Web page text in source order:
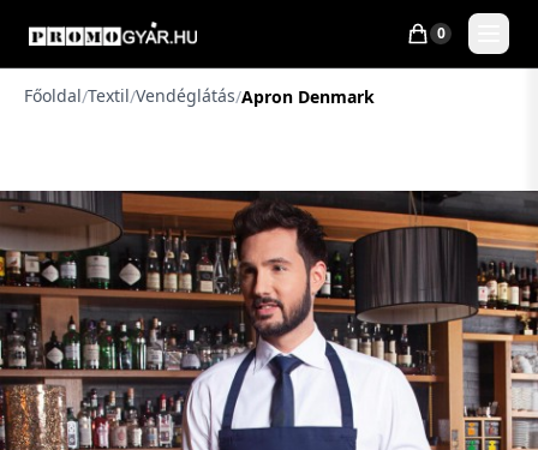
0
Főoldal/Textil/Vendéglátás/Apron Denmark